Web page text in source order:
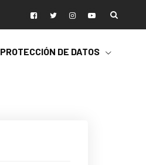
PROTECCIÓN DE DATOS